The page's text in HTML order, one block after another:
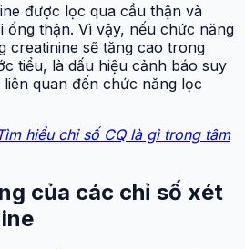
được lọc qua cầu thận và
ống thận. Vì vậy, nếu chức năng
creatinine sẽ tăng cao trong
tiểu, là dấu hiệu cảnh báo suy
quan đến chức năng lọc
hiểu chỉ số CQ là gì trong tâm
của các chỉ số xét